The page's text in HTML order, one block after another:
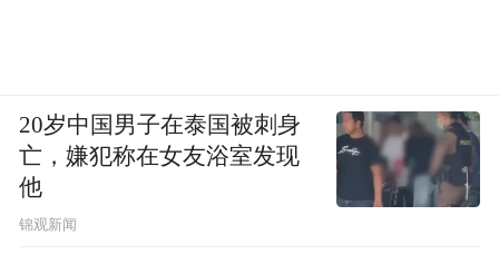
20岁中国男子在泰国被刺身
亡，嫌犯称在女友浴室发现
他
锦观新闻